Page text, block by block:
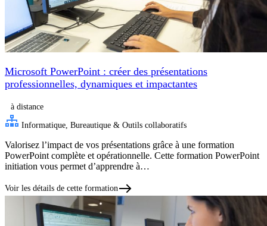
Microsoft PowerPoint : créer des présentations
professionnelles, dynamiques et impactantes
à distance
Informatique, Bureautique & Outils collaboratifs
Valorisez l’impact de vos présentations grâce à une formation
PowerPoint complète et opérationnelle. Cette formation PowerPoint
initiation vous permet d’apprendre à…
Voir les détails de cette formation